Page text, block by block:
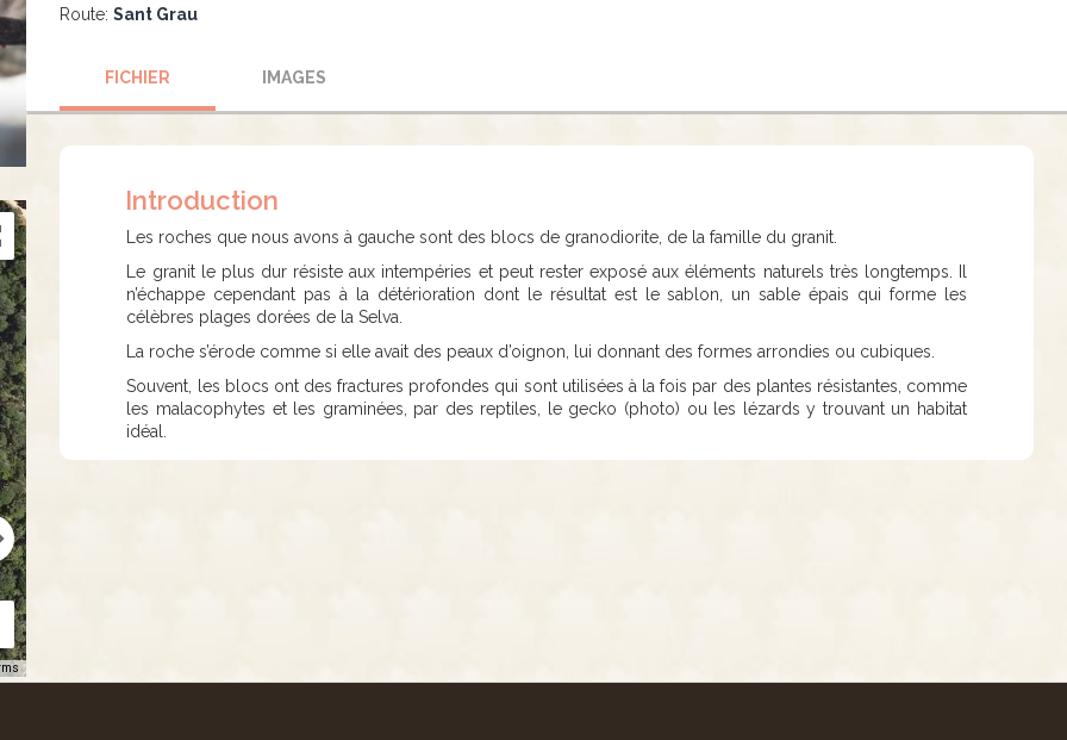
Route: Sant Grau
FICHIER IMAGES
Introduction
Les roches que nous avons à gauche sont des blocs de granodiorite, de la famille du granit.
Le granit le plus dur résiste aux intempéries et peut rester exposé aux éléments naturels très longtemps. Il
n’échappe cependant pas à la détérioration dont le résultat est le sablon, un sable épais qui forme les
célèbres plages dorées de la Selva.
La roche s’érode comme si elle avait des peaux d’oignon, lui donnant des formes arrondies ou cubiques.
Souvent, les blocs ont des fractures profondes qui sont utilisées à la fois par des plantes résistantes, comme
les malacophytes et les graminées, par des reptiles, le gecko (photo) ou les lézards y trouvant un habitat
idéal.